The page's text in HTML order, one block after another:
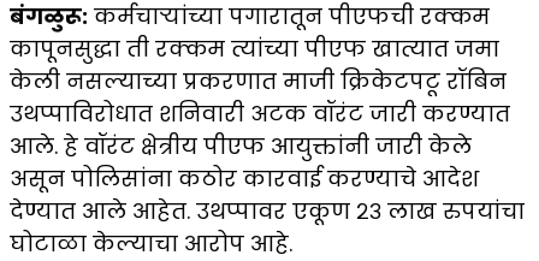
बंगळुरू: कर्मचाऱ्यांच्या पगारातून पीएफची रक्कम
कापूनसुद्धा ती रक्कम त्यांच्या पीएफ खात्यात जमा
केली नसल्याच्या प्रकरणात माजी क्रिकेटपटू रॉबिन
उथप्पाविरोधात शनिवारी अटक वॉरंट जारी करण्यात
आले. हे वॉरंट क्षेत्रीय पीएफ आयुक्तांनी जारी केले
असून पोलिसांना कठोर कारवाई करण्याचे आदेश
देण्यात आले आहेत. उथप्पावर एकूण २३ लाख रुपयांचा
घोटाळा केल्याचा आरोप आहे.